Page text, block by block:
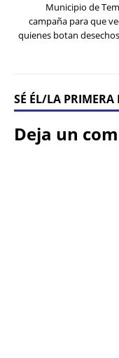
Municipio de
campaña para que
quienes botan
SÉ ÉL/LA
Deja un